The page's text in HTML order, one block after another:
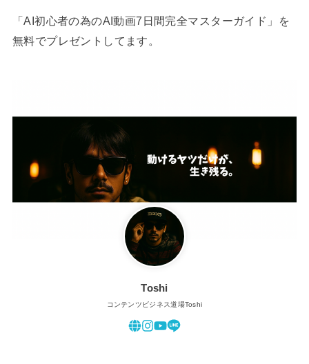
「AI初心者の為のAI動画7日間完全マスターガイド」を
無料でプレゼントしてます。
Toshi
コンテンツビジネス道場Toshi